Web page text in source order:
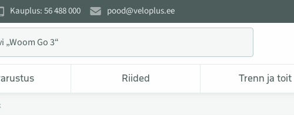
Kauplus: 56 488 000 pood@veloplus.ee
Riided Trenn ja toit